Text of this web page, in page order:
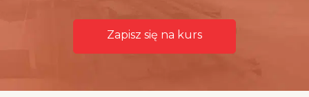
Zapisz się na kurs